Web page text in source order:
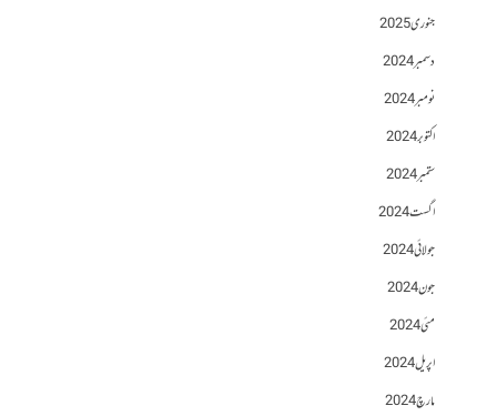
جنوری 2025
دسمبر 2024
نومبر 2024
اکتوبر 2024
ستمبر 2024
اگست 2024
جولائی 2024
جون 2024
مئی 2024
اپریل 2024
مارچ 2024